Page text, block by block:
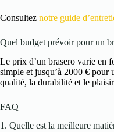
Consultez notre guide
Quel budget prévoir pour un
Le prix d’un brasero varie en
simple et jusqu’à 2000 € pour
qualité, la durabilité et le
FAQ
1. Quelle est la meilleure